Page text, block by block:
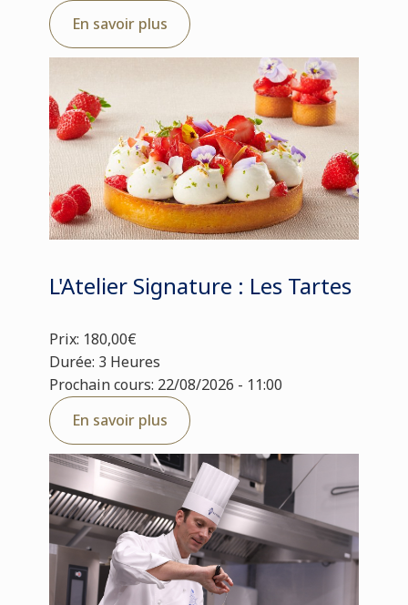
En savoir plus
L'Atelier Signature : Les Tartes
Prix: 180,00€
Durée: 3 Heures
Prochain cours: 22/08/2026 - 11:00
En savoir plus